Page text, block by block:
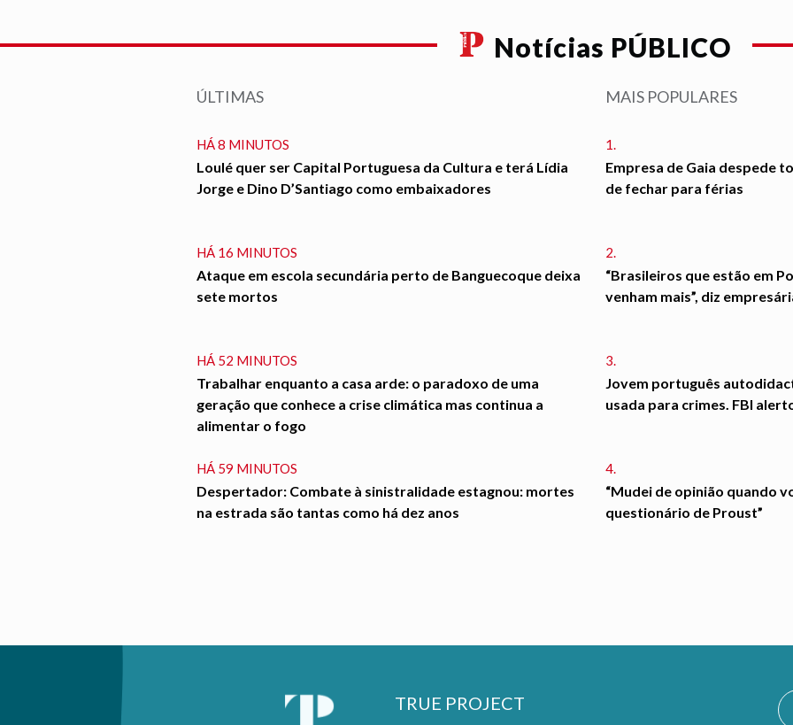
Notícias PÚBLICO
ÚLTIMAS
HÁ 8 MINUTOS
Loulé quer ser Capital Portuguesa da Cultura e terá Lídia
Jorge e Dino D’Santiago como embaixadores
HÁ 16 MINUTOS
Ataque em escola secundária perto de Banguecoque deixa
sete mortos
HÁ 52 MINUTOS
Trabalhar enquanto a casa arde: o paradoxo de uma
geração que conhece a crise climática mas continua a
alimentar o fogo
HÁ 59 MINUTOS
Despertador: Combate à sinistralidade estagnou: mortes
na estrada são tantas como há dez anos
MAIS POPULARES
1.
Empresa de Gaia despede
de fechar para férias
2.
“Brasileiros que estão em
venham mais”, diz
3.
Jovem português
usada para crimes. FBI
4.
“Mudei de opinião quando
questionário de Proust”
TRUE PROJECT